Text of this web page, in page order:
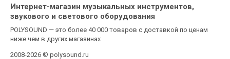
Интернет-магазин музыкальных инструментов,
звукового и светового оборудования
POLYSOUND — это более 40 000 товаров с доставкой по ценам
ниже чем в других магазинах
2008-2026 © polysound.ru